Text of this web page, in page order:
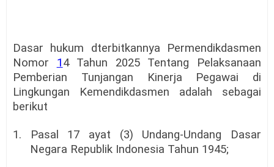
Dasar hukum dterbitkannya Permendikdasmen
Nomor 14 Tahun 2025 Tentang Pelaksanaan
Pemberian Tunjangan Kinerja Pegawai di
Lingkungan Kemendikdasmen adalah sebagai
berikut
1. Pasal 17 ayat (3) Undang-Undang Dasar
Negara Republik Indonesia Tahun 1945;